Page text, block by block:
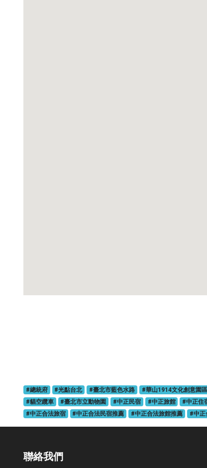
#總統府 #光點台北 #臺北市藍色水路 #華山1914文化創意園區
#貓空纜車
#臺北市立動物園 #中正民宿 #中正旅館 #中正住
#中正合法旅宿
#中正合法民宿推薦 #中正合法旅館推薦 #中正
聯絡我們